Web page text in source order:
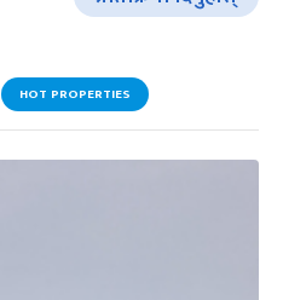
HOT PROPERTIES